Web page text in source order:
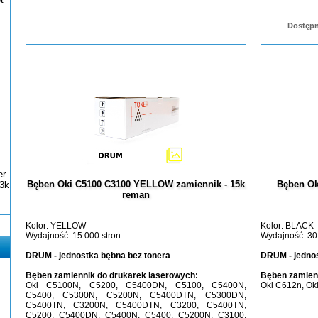
Bęben Oki C5100 C3100 YELLOW zamiennik - 15k
reman
Kolor: YELLOW
Wydajność: 15 000 stron
DRUM - jednostka bębna bez tonera
Bęben zamiennik do drukarek laserowych:
Oki C5100N, C5200, C5400DN, C5100, C5400N,
C5400, C5300N, C5200N, C5400DTN, C5300DN,
C5400TN, C3200N, C5400DTN, C3200, C5400TN,
C5200, C5400DN, C5400N, C5400, C5200N, C3100,
Bęben
Kolor: BLACK
Wydajność:
DRUM -
Bęben
Oki C612n,